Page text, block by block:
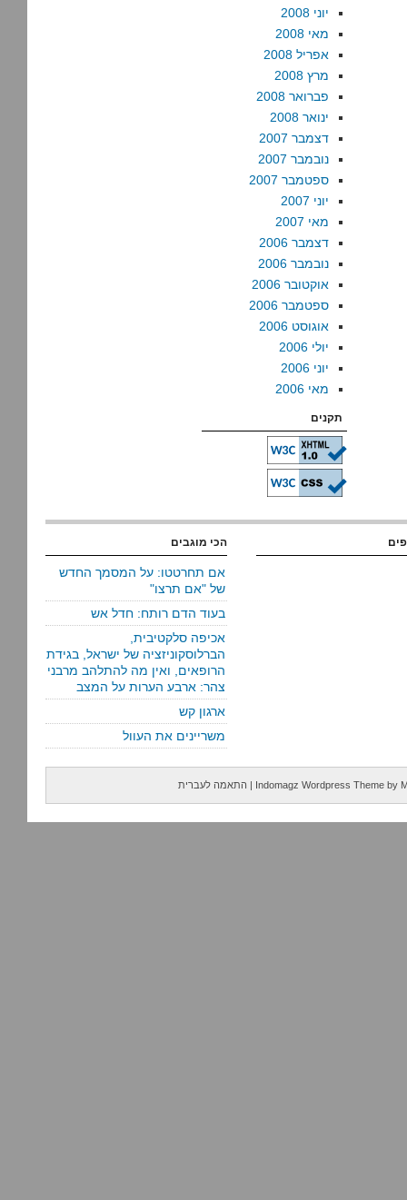
יוני 2008
מאי 2008
אפריל 2008
מרץ 2008
פברואר 2008
ינואר 2008
דצמבר 2007
נובמבר 2007
ספטמבר 2007
יוני 2007
מאי 2007
דצמבר 2006
נובמבר 2006
אוקטובר 2006
ספטמבר 2006
אוגוסט 2006
יולי 2006
יוני 2006
מאי 2006
תקנים
הכי מוגבים
אם תחרטטו: על המסמך החדש
של "אם תרצו"
בעוד הדם רותח: חדל אש
אכיפה סלקטיבית,
הברלוסקוניזציה של ישראל, בגידת
הרופאים, ואין מה להתלהב מרבני
צהר: ארבע הערות על המצב
ארגון קש
משריינים את העוול
Indomagz Wordpress Theme by
| התאמה לעברית